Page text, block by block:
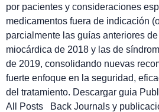
por pacientes y consideraciones
medicamentos fuera de indicación
parcialmente las guías anteriores
miocárdica de 2018 y las de
de 2019, consolidando nuevas
fuerte enfoque en la seguridad,
del tratamiento. Descargar guia
All Posts Back Journals y